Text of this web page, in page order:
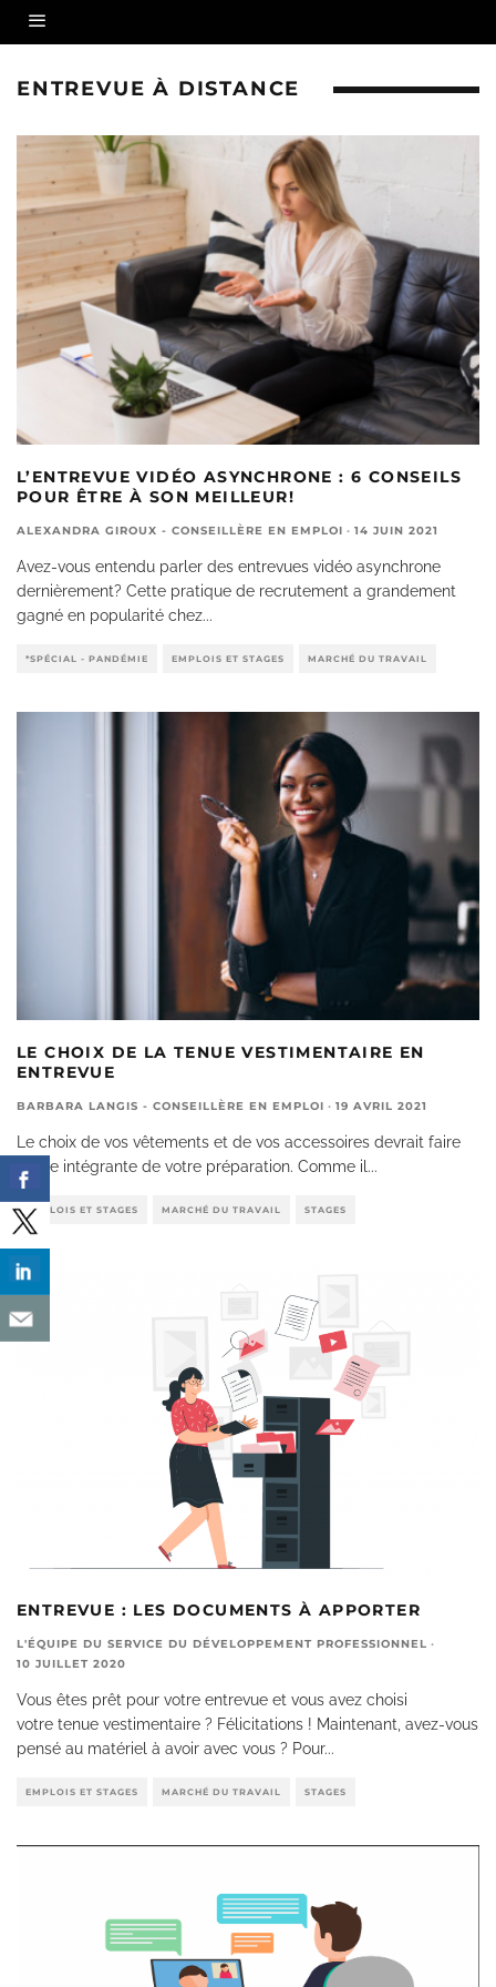
ENTREVUE À DISTANCE
L’ENTREVUE VIDÉO ASYNCHRONE : 6 CONSEILS
POUR ÊTRE À SON MEILLEUR!
ALEXANDRA GIROUX - CONSEILLÈRE EN EMPLOI · 14 JUIN 2021
Avez-vous entendu parler des entrevues vidéo asynchrone
dernièrement? Cette pratique de recrutement a grandement
gagné en popularité chez...
*SPÉCIAL - PANDÉMIE EMPLOIS ET STAGES MARCHÉ DU TRAVAIL
LE CHOIX DE LA TENUE VESTIMENTAIRE EN
ENTREVUE
BARBARA LANGIS - CONSEILLÈRE EN EMPLOI · 19 AVRIL 2021
Le choix de vos vêtements et de vos accessoires devrait faire
partie intégrante de votre préparation. Comme il...
EMPLOIS ET STAGES MARCHÉ DU TRAVAIL STAGES
ENTREVUE : LES DOCUMENTS À APPORTER
L'ÉQUIPE DU SERVICE DU DÉVELOPPEMENT PROFESSIONNEL ·
10 JUILLET 2020
Vous êtes prêt pour votre entrevue et vous avez choisi
votre tenue vestimentaire ? Félicitations ! Maintenant, avez-vous
pensé au matériel à avoir avec vous ? Pour...
EMPLOIS ET STAGES MARCHÉ DU TRAVAIL STAGES